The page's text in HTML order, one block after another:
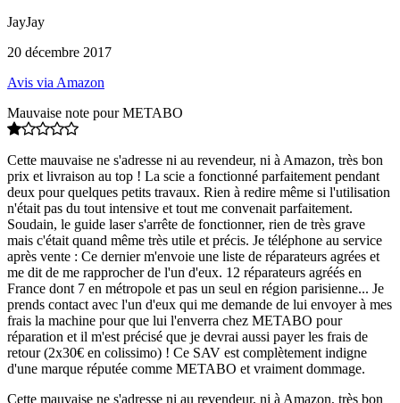
JayJay
20 décembre 2017
Avis via Amazon
Mauvaise note pour METABO
Cette mauvaise ne s'adresse ni au revendeur, ni à Amazon, très bon
prix et livraison au top ! La scie a fonctionné parfaitement pendant
deux pour quelques petits travaux. Rien à redire même si l'utilisation
n'était pas du tout intensive et tout me convenait parfaitement.
Soudain, le guide laser s'arrête de fonctionner, rien de très grave
mais c'était quand même très utile et précis. Je téléphone au service
après vente : Ce dernier m'envoie une liste de réparateurs agrées et
me dit de me rapprocher de l'un d'eux. 12 réparateurs agréés en
France dont 7 en métropole et pas un seul en région parisienne... Je
prends contact avec l'un d'eux qui me demande de lui envoyer à mes
frais la machine pour que lui l'enverra chez METABO pour
réparation et il m'est précisé que je devrai aussi payer les frais de
retour (2x30€ en colissimo) ! Ce SAV est complètement indigne
d'une marque réputée comme METABO et vraiment dommage.
Cette mauvaise ne s'adresse ni au revendeur, ni à Amazon, très bon